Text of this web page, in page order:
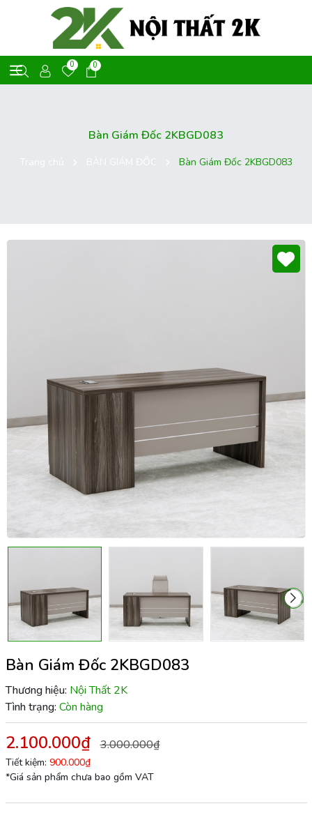
0 0
Bàn Giám Đốc 2KBGD083
Bàn Giám Đốc 2KBGD083
Bàn Giám Đốc 2KBGD083
Thương hiệu: Nội Thất 2K
Tình trạng: Còn hàng
2.100.000₫ 3.000.000₫
Tiết kiệm: 900.000₫
*Giá sản phẩm chưa bao gồm VAT